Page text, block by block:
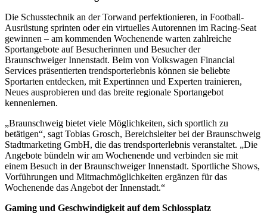
Die Schusstechnik an der Torwand perfektionieren, in Football-
Ausrüstung sprinten oder ein virtuelles Autorennen im Racing-Seat
gewinnen – am kommenden Wochenende warten zahlreiche
Sportangebote auf Besucherinnen und Besucher der
Braunschweiger Innenstadt. Beim von Volkswagen Financial
Services präsentierten trendsporterlebnis können sie beliebte
Sportarten entdecken, mit Expertinnen und Experten trainieren,
Neues ausprobieren und das breite regionale Sportangebot
kennenlernen.
„Braunschweig bietet viele Möglichkeiten, sich sportlich zu
betätigen“, sagt Tobias Grosch, Bereichsleiter bei der Braunschweig
Stadtmarketing GmbH, die das trendsporterlebnis veranstaltet. „Die
Angebote bündeln wir am Wochenende und verbinden sie mit
einem Besuch in der Braunschweiger Innenstadt. Sportliche Shows,
Vorführungen und Mitmachmöglichkeiten ergänzen für das
Wochenende das Angebot der Innenstadt.“
Gaming und Geschwindigkeit auf dem Schlossplatz